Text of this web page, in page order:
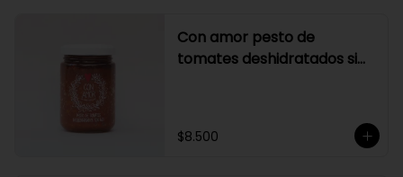
Con amor pesto de
tomates deshidratados sin
$8.500